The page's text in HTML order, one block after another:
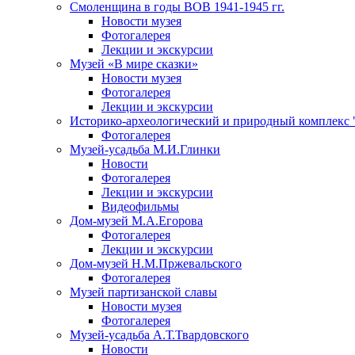
Смоленщина в годы ВОВ 1941-1945 гг.
Новости музея
Фотогалерея
Лекции и экскурсии
Музей «В мире сказки»
Новости музея
Фотогалерея
Лекции и экскурсии
Историко-археологический и природный комплекс
Фотогалерея
Музей-усадьба М.И.Глинки
Новости
Фотогалерея
Лекции и экскурсии
Видеофильмы
Дом-музей М.А.Егорова
Фотогалерея
Лекции и экскурсии
Дом-музей Н.М.Пржевальского
Фотогалерея
Музей партизанской славы
Новости музея
Фотогалерея
Музей-усадьба А.Т.Твардовского
Новости